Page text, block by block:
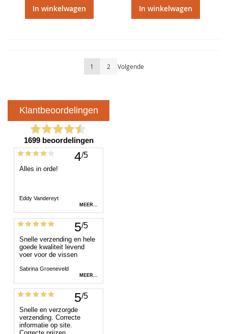
In winkelwagen In winkelwagen
Pagina
U lees momenteel pagina
1 Pagina
2 Pagina
Volgende